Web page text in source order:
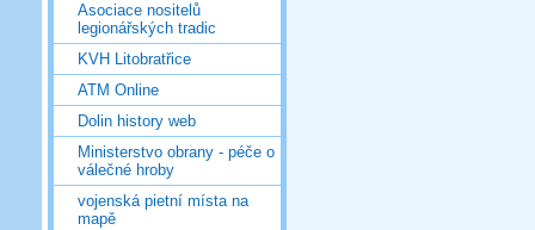
Asociace nositelů
legionářských tradic
KVH Litobratřice
ATM Online
Dolin history web
Ministerstvo obrany - péče o
válečné hroby
vojenská pietní místa na
mapě